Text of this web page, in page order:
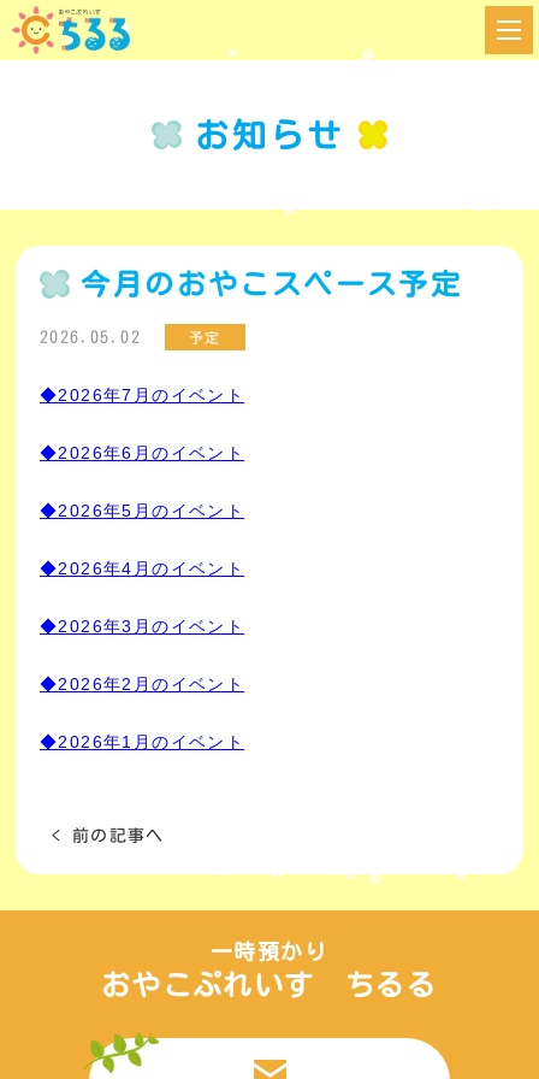
お知らせ
今月のおやこスペース予定
2026.05.02 予定
◆2026年7月のイベント
◆2026年6月のイベント
◆2026年5月のイベント
◆2026年4月のイベント
◆2026年3月のイベント
◆2026年2月のイベント
◆2026年1月のイベント
< 前の記事へ
一時預かり
おやこぷれいす ちるる